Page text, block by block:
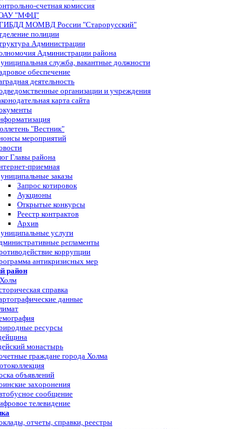
счетная комиссия
"МФЦ"
МОМВД России "Старорусский"
полиции
Администрации
Администрации района
служба, вакантные должности
обеспечение
деятельность
организации и учреждения
карта сайта
"Вестник"
мероприятий
Главы района
приемная
заказы
Запрос котировок
Аукционы
Открытые конкурсы
Реестр контрактов
Архив
услуги
регламенты
коррупции
антикризисных мер
район
справка
данные
ресурсы
монастырь
граждане города Холма
объявлений
захоронения
сообщение
телевидение
отчеты, справки, реестры